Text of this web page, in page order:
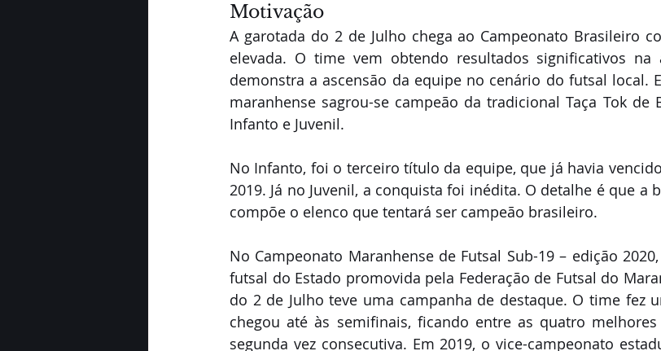
Motivação
A garotada do 2 de Julho chega ao Campeonato Brasileiro
elevada. O time vem obtendo resultados significativos
demonstra a ascensão da equipe no cenário do futsal local.
maranhense sagrou-se campeão da tradicional Taça Tok de
Infanto e Juvenil.
No Infanto, foi o terceiro título da equipe, que já havia
2019. Já no Juvenil, a conquista foi inédita. O detalhe é que a
compõe o elenco que tentará ser campeão brasileiro.
No Campeonato Maranhense de Futsal Sub-19 – edição
futsal do Estado promovida pela Federação de Futsal do
do 2 de Julho teve uma campanha de destaque. O time fez
chegou até às semifinais, ficando entre as quatro
segunda vez consecutiva. Em 2019, o vice-campeonato